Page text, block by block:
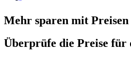
Mehr sparen mit
Überprüfe die Preise für